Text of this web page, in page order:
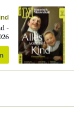
-